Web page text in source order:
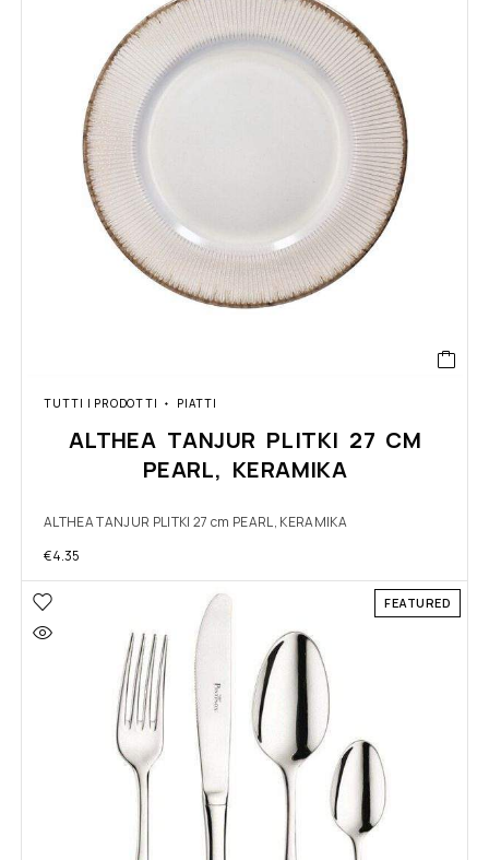
TUTTI I PRODOTTI PIATTI
ALTHEA TANJUR PLITKI 27 CM
PEARL, KERAMIKA
ALTHEA TANJUR PLITKI 27 cm PEARL, KERAMIKA
€4.35
FEATURED